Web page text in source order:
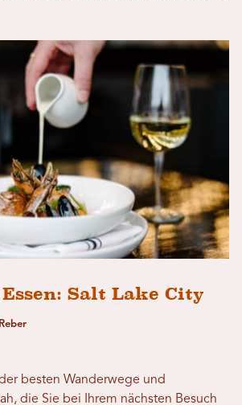
Salt Lake City
besten Wanderwege und
die Sie bei Ihrem nächsten Besuch